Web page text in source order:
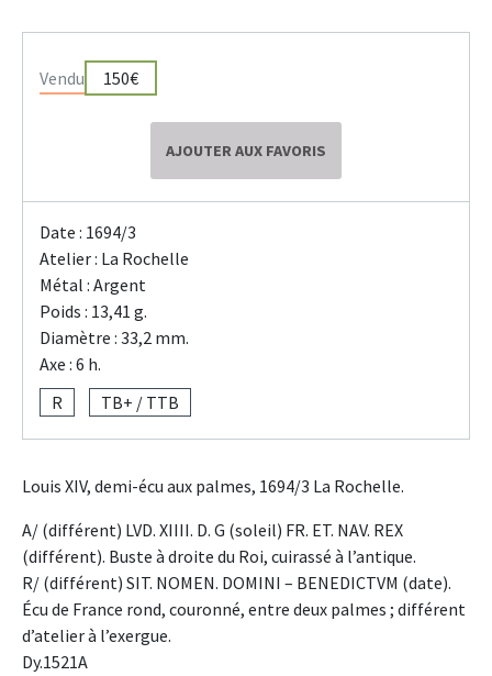
Vendu 150€
AJOUTER AUX FAVORIS
Date : 1694/3
Atelier : La Rochelle
Métal : Argent
Poids : 13,41 g.
Diamètre : 33,2 mm.
Axe : 6 h.
R
TB+ / TTB
Louis XIV, demi-écu aux palmes, 1694/3 La Rochelle.
A/ (différent) LVD. XIIII. D. G (soleil) FR. ET. NAV. REX
(différent). Buste à droite du Roi, cuirassé à l’antique.
R/ (différent) SIT. NOMEN. DOMINI – BENEDICTVM (date).
Écu de France rond, couronné, entre deux palmes ; différent
d’atelier à l’exergue.
Dy.1521A